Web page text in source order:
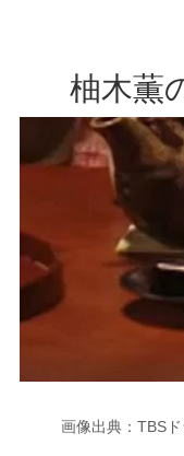
柚木薫
画像出典：TBS